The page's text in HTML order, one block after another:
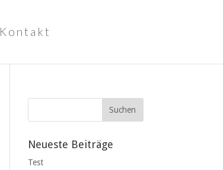
Kontakt
Neueste Beiträge
Test